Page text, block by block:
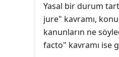
Yasal bir durum
jure" kavramı,
kanunların ne
facto" kavramı ise